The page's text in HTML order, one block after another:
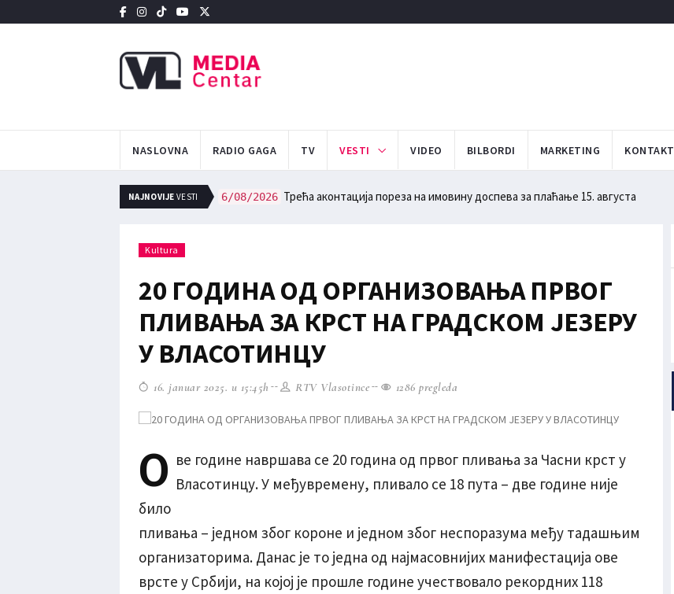
NASLOVNA RADIO GAGA TV VESTI VIDEO BILBORDI MARKETING KONTAKT
NAJNOVIJE VESTI 6/08/2026 Трећа аконтација пореза на имовину доспева за плаћање 15. августа
Kultura
20 ГОДИНА ОД ОРГАНИЗОВАЊА ПРВОГ
ПЛИВАЊА ЗА КРСТ НА ГРАДСКОМ ЈЕЗЕРУ
У ВЛАСОТИНЦУ
16. januar 2025. u 15:45h RTV Vlasotince 1286 pregleda
О ве године навршава се 20 година од првог пливања за Часни крст у
Власотинцу. У међувремену, пливало се 18 пута – две године није
било
пливања – једном због короне и једном због неспоразума међу тадашњим
организаторима. Данас је то једна од најмасовнијих манифестација ове
врсте у Србији, на којој је прошле године учествовало рекордних 118